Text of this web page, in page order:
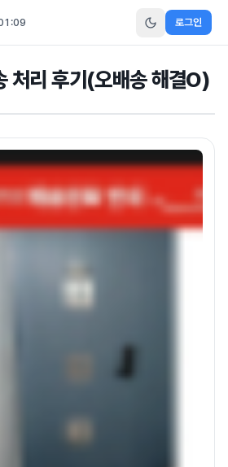
로그인
처리 후기(오배송 해결O)